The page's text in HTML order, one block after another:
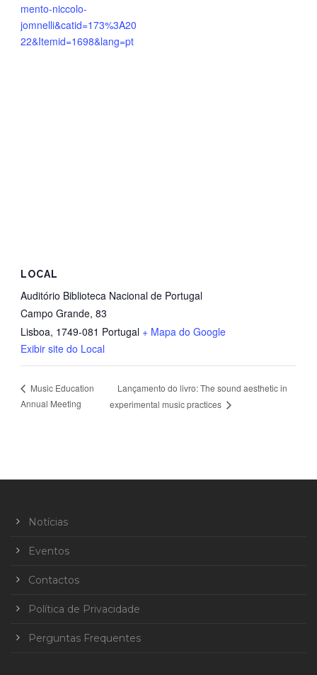
mento-niccolo-
jomnelli&catid=173%3A20
22&Itemid=1698&lang=pt
LOCAL
Auditório Biblioteca Nacional de Portugal
Campo Grande, 83
Lisboa, 1749-081 Portugal + Mapa do Google
Exibir site do Local
Music Education
Annual Meeting
Lançamento do livro: The sound aesthetic in
experimental music practices
Notícias
Eventos
Contactos
Política de Privacidade
Perguntas Frequentes